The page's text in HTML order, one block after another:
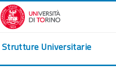
Zum Hauptinhalt
Strutture Universitarie